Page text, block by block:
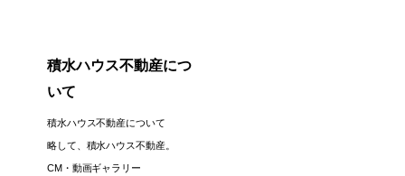
積水ハウス不動産につ
いて
積水ハウス不動産について
略して、積水ハウス不動産。
CM・動画ギャラリー